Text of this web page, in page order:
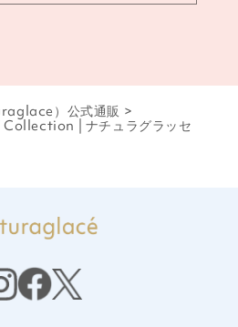
）公式通販 >
| ナチュラグラッセ